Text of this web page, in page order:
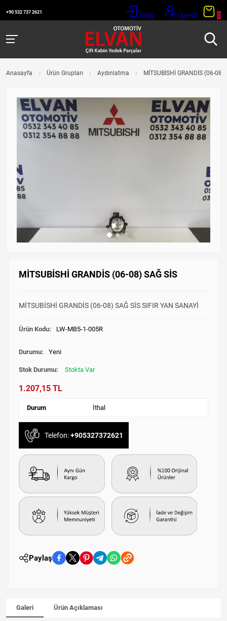
+90 532 737 2621 Giriş Üye Ol 0
Anasayfa Ürün Grupları Aydınlatma MİTSUBİSHİ GRANDİS (06-08)
MİTSUBİSHİ GRANDİS (06-08) SAĞ SİS
MİTSUBİSHİ GRANDİS (06-08) SAĞ SİS SIFIR YAN SANAYİ
Ürün Kodu: LW-MB5-1-005R
Durumu: Yeni
Stok Durumu: Stokta Var
1.207,15 TL
Durum İthal
Telefon:+905327372621
Paylaş
Galeri Ürün Açıklaması